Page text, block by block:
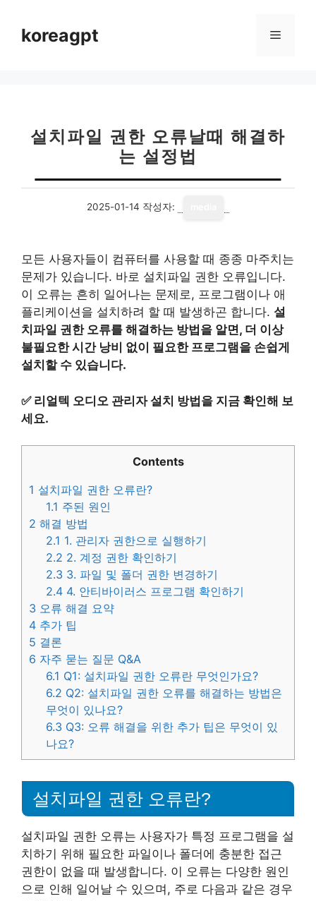
koreagpt 메
설치파일 권한 오류날때 해결하
는 설정법
2025-01-14 작성자:
모든 사용자들이 컴퓨터를 사용할 때 종종 마주치는
문제가 있습니다. 바로 설치파일 권한 오류입니다.
이 오류는 흔히 일어나는 문제로, 프로그램이나 애
플리케이션을 설치하려 할 때 발생하곤 합니다. 설
치파일 권한 오류를 해결하는 방법을 알면, 더 이상
불필요한 시간 낭비 없이 필요한 프로그램을 손쉽게
설치할 수 있습니다.
✅ 리얼텍 오디오 관리자 설치 방법을 지금 확인해 보
세요.
Contents
1 설치파일 권한 오류란?
1.1 주된 원인
2 해결 방법
2.1 1. 관리자 권한으로 실행하기
2.2 2. 계정 권한 확인하기
2.3 3. 파일 및 폴더 권한 변경하기
2.4 4. 안티바이러스 프로그램 확인하기
3 오류 해결 요약
4 추가 팁
5 결론
6 자주 묻는 질문 Q&A
6.1 Q1: 설치파일 권한 오류란 무엇인가요?
6.2 Q2: 설치파일 권한 오류를 해결하는 방법은
무엇이 있나요?
6.3 Q3: 오류 해결을 위한 추가 팁은 무엇이 있
나요?
설치파일 권한 오류란?
설치파일 권한 오류는 사용자가 특정 프로그램을 설
치하기 위해 필요한 파일이나 폴더에 충분한 접근
권한이 없을 때 발생합니다. 이 오류는 다양한 원인
으로 인해 일어날 수 있으며, 주로 다음과 같은 경우